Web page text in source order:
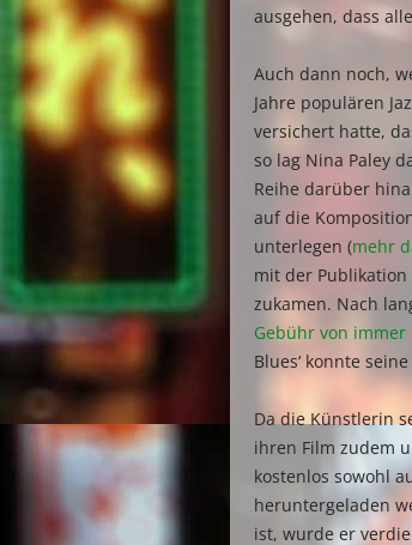
ausgehen, dass
Auch dann noch,
Jahre populären
versichert hatte,
so lag Nina Paley
Reihe darüber
auf die
unterlegen (mehr
mit der Publikation
zukamen. Nach
Gebühr von immer
Blues‘ konnte
Da die Künstlerin
ihren Film zudem
kostenlos sowohl
heruntergeladen
ist, wurde er